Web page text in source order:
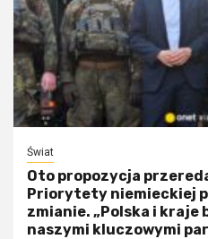
Świat
Oto propozycja
Priorytety niemieckiej
zmianie. „Polska i kraje
naszymi kluczowymi